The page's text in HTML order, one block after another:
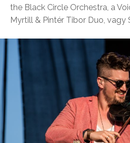
the Black Circle Orchestra, a
Myrtill & Pintér Tibor Duo, vagy